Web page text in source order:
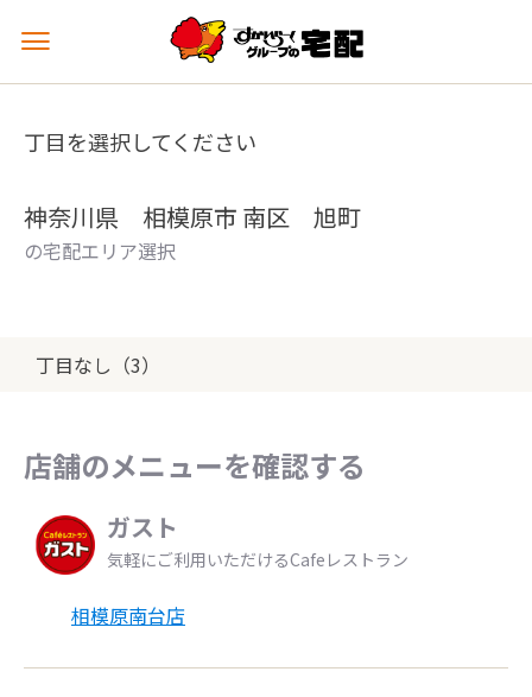
メ
ュ
を
丁目を選択してください
神奈川県 相模原市 南区 旭町
の宅配エリア選択
丁目なし（3）
店舗のメニューを確認する
ガスト
気軽にご利用いただけるCafeレストラン
相模原南台店